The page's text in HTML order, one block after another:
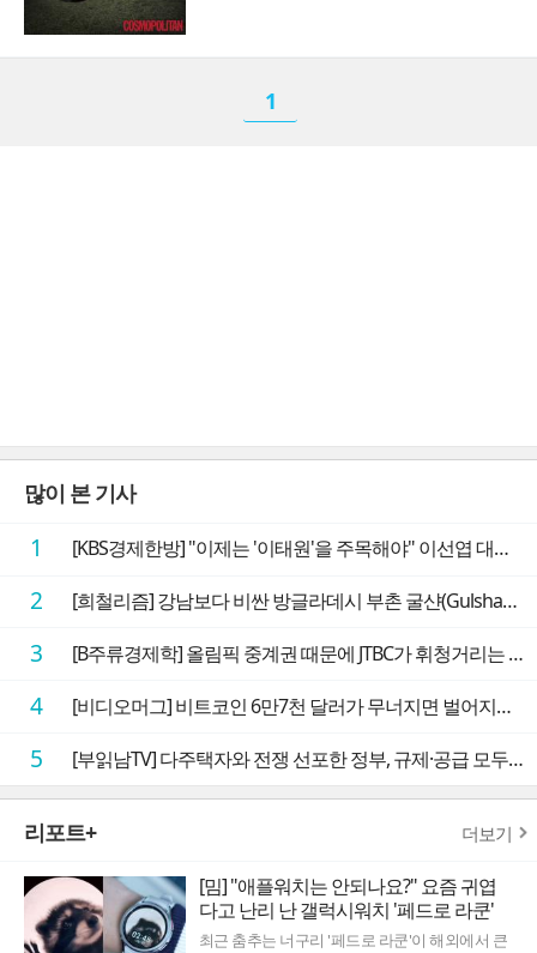
1
많이 본 기사
1 [KBS경제한방] "이제는 '이태원'을 주목해야" 이선엽 대표가 말하는 AI 시대 투자 성과를 가르는 지점들
2 [희철리즘] 강남보다 비싼 방글라데시 부촌 굴샨(Gulshan)의 극단적인 모습에 충격을 받다
3 [B주류경제학] 올림픽 중계권 때문에 JTBC가 휘청거리는 이유
4 [비디오머그] 비트코인 6만7천 달러가 무너지면 벌어지는 일
5 [부읽남TV] 다주택자와 전쟁 선포한 정부, 규제·공급 모두 실효성 의문
리포트+ 더보기
[밈] "애플워치는 안되나요?" 요즘 귀엽
다고 난리 난 갤럭시워치 '페드로 라쿤'
최근 춤추는 너구리 '페드로 라쿤'이 해외에서 큰